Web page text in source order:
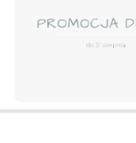
Naciśnij Enter lub